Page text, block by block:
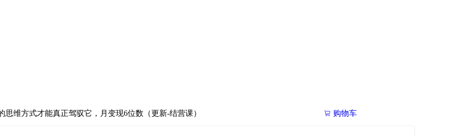
 购物车
维方式才能真正驾驭它，月变现6位数（更新-结营课）